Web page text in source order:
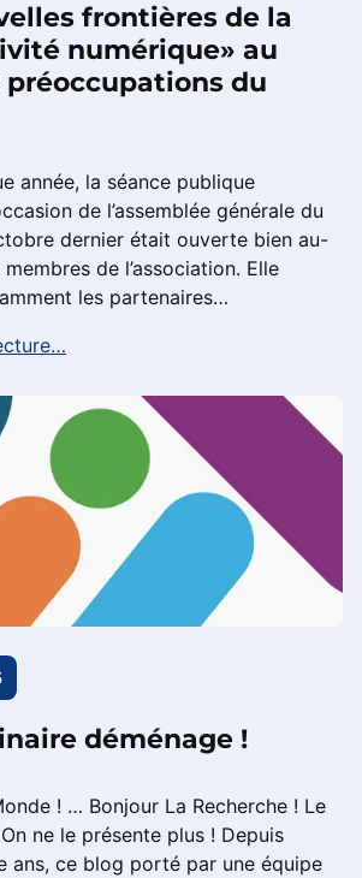
frontières de la
numérique» au
du
année, la séance publique
de l’assemblée générale du
dernier était ouverte bien au-
de l’association. Elle
les partenaires…
déménage !
! … Bonjour La Recherche ! Le
ne le présente plus ! Depuis
ans, ce blog porté par une équipe